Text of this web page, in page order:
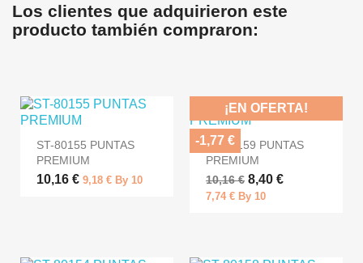
Los clientes que adquirieron este
producto también compraron:
ST-80155 PUNTAS
PREMIUM
10,16 € 9,18 € By 10
ST-80159 PUNTAS
PREMIUM
10,16 € 8,40 €
7,74 € By 10
¡EN OFERTA!
-1,77 €